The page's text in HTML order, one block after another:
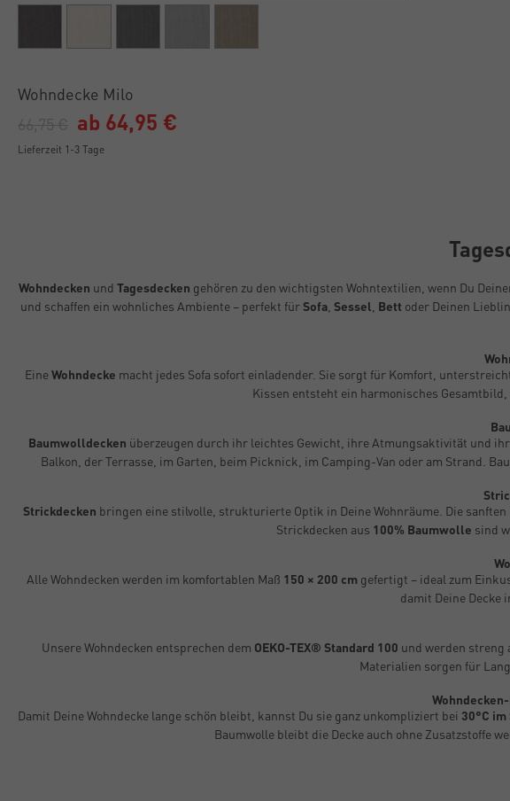
Wohndecke Milo
ab 64,95 €
Lieferzeit 1-3 Tage
Wohndecken und Tagesdecken gehören zu den wichtigsten Wohntextilien, wenn Du
und schaffen ein wohnliches Ambiente – perfekt fürSofa, Sessel Bett oder Deinen
EineWohndecke macht jedes Sofa sofort einladender. Sie sorgt für Komfort,
Kissen entsteht ein harmonisches
Baumwolldecken überzeugen durch ihr leichtes Gewicht, ihre Atmungsaktivität und
Balkon, der Terrasse, im Garten, beim Picknick, im Camping-Van oder am Strand.
Strickdecken bringen eine stilvolle, strukturierte Optik in Deine Wohnräume. Die
Strickdecken aus 100% Baumwolle sind
Alle Wohndecken werden im komfortablen Maß 150 × 200 cm gefertigt – ideal zum
damit Deine Decke
Unsere Wohndecken entsprechen dem OEKO-TEX® Standard 100 und werden streng
Materialien sorgen für
Damit Deine Wohndecke lange schön bleibt, kannst Du sie ganz unkompliziert bei 30°C
Baumwolle bleibt die Decke auch ohne Zusatzstoffe